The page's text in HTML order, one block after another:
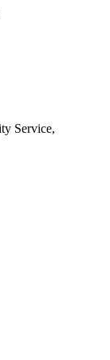
Service,